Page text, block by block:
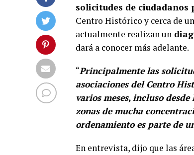
solicitudes de
Centro Histórico y cerca de
actualmente realizan un
dará a conocer más adelante.
“Principalmente las
asociaciones del Centro
varios meses, incluso
zonas de mucha
ordenamiento es parte de
En entrevista, dijo que las